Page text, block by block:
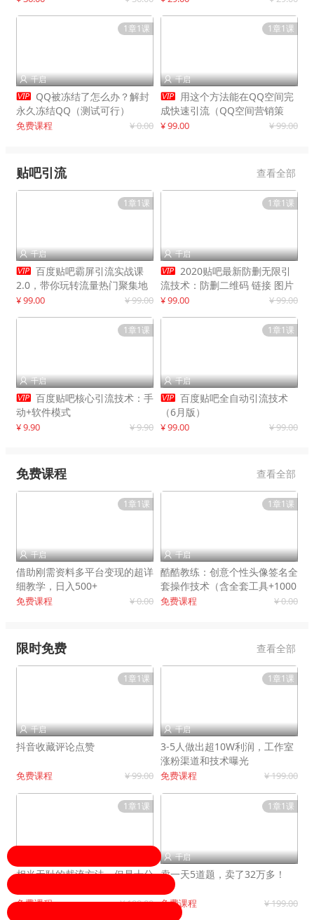
1章1课
 千启
 QQ被冻结了怎么办？解封
永久冻结QQ（测试可行）
免费课程 ¥ 0.00
1章1课
 千启
 用这个方法能在QQ空间完
成快速引流（QQ空间营销策
略）
¥ 99.00 ¥ 99.00
贴吧引流 查看全部
1章1课
 千启
 百度贴吧霸屏引流实战课
2.0，带你玩转流量热门聚集地
¥ 99.00 ¥ 99.00
1章1课
 千启
 2020贴吧最新防删无限引
流技术：防删二维码 链接 图片
制作
¥ 99.00 ¥ 99.00
1章1课
 千启
 百度贴吧核心引流技术：手
动+软件模式
¥ 9.90 ¥ 9.90
1章1课
 千启
 百度贴吧全自动引流技术
（6月版）
¥ 99.00 ¥ 99.00
免费课程 查看全部
1章1课
 千启
借助刚需资料多平台变现的超详
细教学，日入500+
免费课程 ¥ 0.00
1章1课
 千启
酷酷教练：创意个性头像签名全
套操作技术（含全套工具+1000
套模板）
免费课程 ¥ 0.00
限时免费 查看全部
1章1课
 千启
抖音收藏评论点赞
免费课程 ¥ 99.00
1章1课
 千启
3-5人做出超10W利润，工作室
涨粉渠道和技术曝光
免费课程 ¥ 199.00
1章1课
相当无耻的截流方法，但是十分
免费课程 ¥ 199.00
1章1课
 千启
卖一天5道题，卖了32万多！
免费课程 ¥ 199.00